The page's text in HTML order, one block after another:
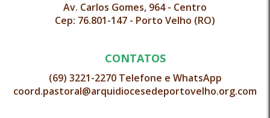
Av. Carlos Gomes, 964 - Centro
Cep: 76.801-147 - Porto Velho (RO)
CONTATOS
(69) 3221-2270 Telefone e WhatsApp
coord.pastoral@arquidiocesedeportovelho.org.com